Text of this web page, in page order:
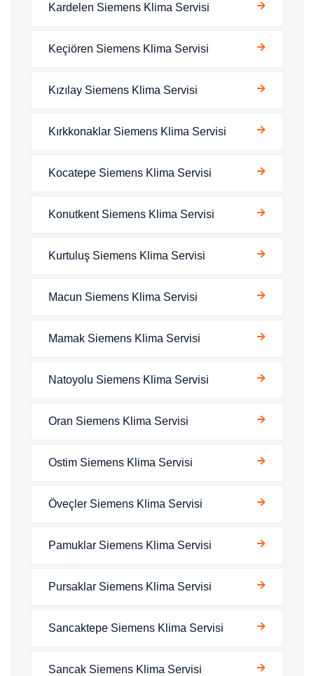
Kardelen Siemens Klima Servisi
Keçiören Siemens Klima Servisi
Kızılay Siemens Klima Servisi
Kırkkonaklar Siemens Klima Servisi
Kocatepe Siemens Klima Servisi
Konutkent Siemens Klima Servisi
Kurtuluş Siemens Klima Servisi
Macun Siemens Klima Servisi
Mamak Siemens Klima Servisi
Natoyolu Siemens Klima Servisi
Oran Siemens Klima Servisi
Ostim Siemens Klima Servisi
Öveçler Siemens Klima Servisi
Pamuklar Siemens Klima Servisi
Pursaklar Siemens Klima Servisi
Sancaktepe Siemens Klima Servisi
Sancak Siemens Klima Servisi